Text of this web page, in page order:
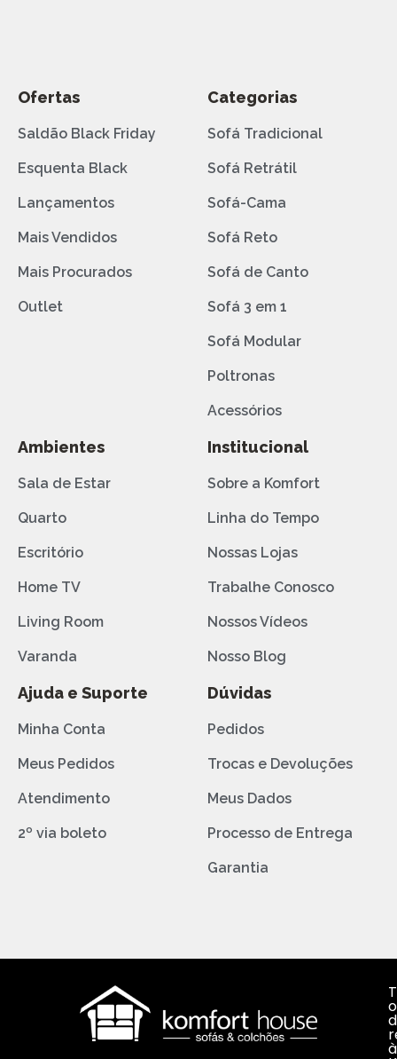
Ofertas
Saldão Black Friday
Esquenta Black
Lançamentos
Mais Vendidos
Mais Procurados
Outlet
Categorias
Sofá Tradicional
Sofá Retrátil
Sofá-Cama
Sofá Reto
Sofá de Canto
Sofá 3 em 1
Sofá Modular
Poltronas
Acessórios
Ambientes
Sala de Estar
Quarto
Escritório
Home TV
Living Room
Varanda
Institucional
Sobre a Komfort
Linha do Tempo
Nossas Lojas
Trabalhe Conosco
Nossos Vídeos
Nosso Blog
Ajuda e Suporte
Minha Conta
Meus Pedidos
Atendimento
2º via boleto
Dúvidas
Pedidos
Trocas e Devoluções
Meus Dados
Processo de Entrega
Garantia
à